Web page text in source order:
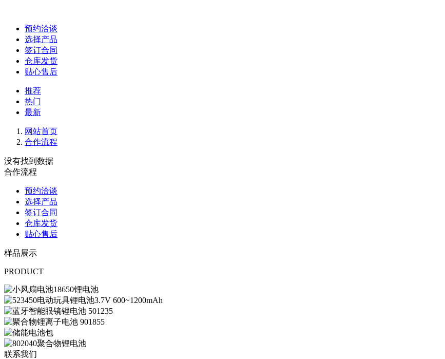
预约洽谈
选择产品
签订合同
仓库发货
贴心售后
推荐
热门
最新
网站首页
合作流程
没有找到数据
合作流程
预约洽谈
选择产品
签订合同
仓库发货
贴心售后
样品展示
PRODUCT
联系我们